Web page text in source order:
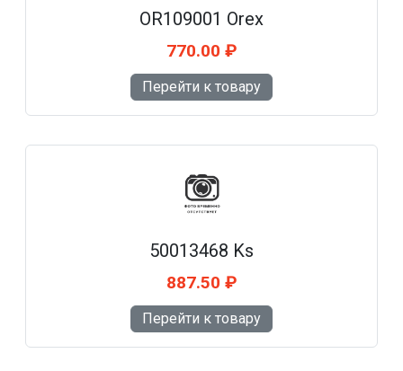
OR109001 Orex
770.00 ₽
Перейти к товару
50013468 Ks
887.50 ₽
Перейти к товару